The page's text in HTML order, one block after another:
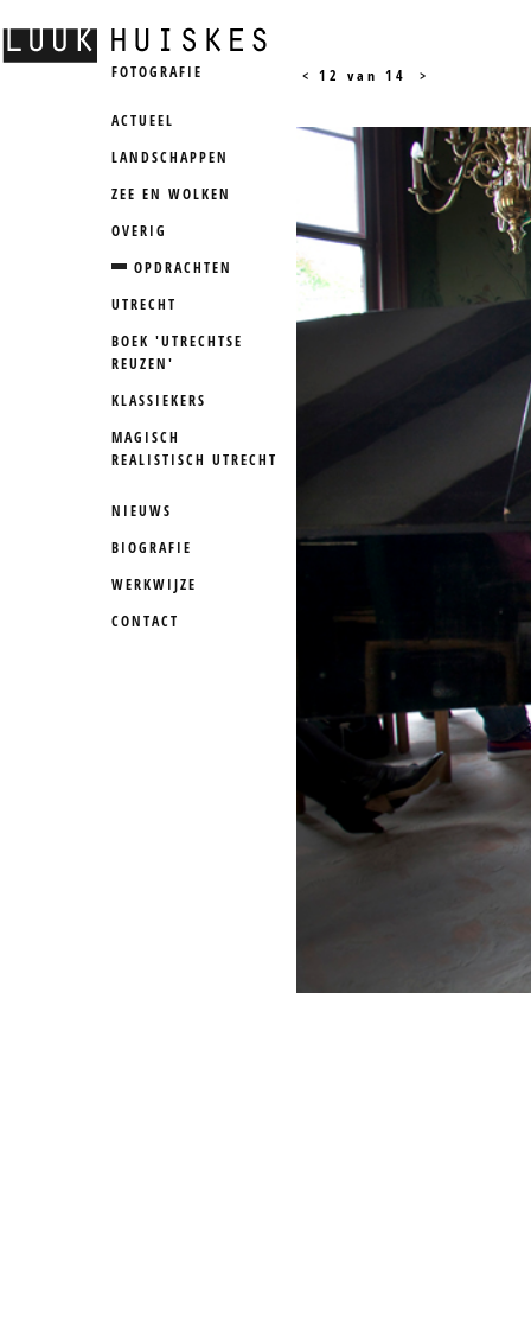
FOTOGRAFIE
ACTUEEL
LANDSCHAPPEN
ZEE EN WOLKEN
OVERIG
OPDRACHTEN
UTRECHT
BOEK 'UTRECHTSE
REUZEN'
KLASSIEKERS
MAGISCH
REALISTISCH UTRECHT
NIEUWS
BIOGRAFIE
WERKWIJZE
CONTACT
< 12 van 14 >